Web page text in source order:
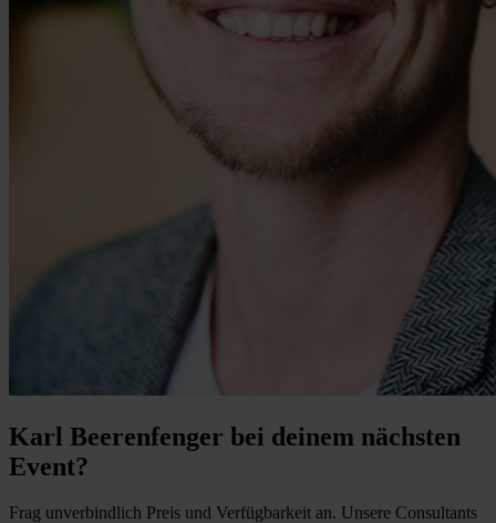
Karl Beerenfenger bei deinem nächsten
Event?
Frag unverbindlich Preis und Verfügbarkeit an. Unsere Consultants